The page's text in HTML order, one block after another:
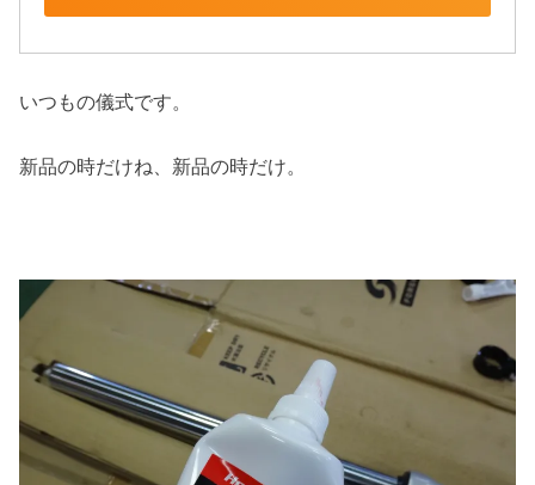
いつもの儀式です。
新品の時だけね、新品の時だけ。